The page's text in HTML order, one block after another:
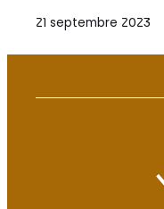
21 septembre 2023